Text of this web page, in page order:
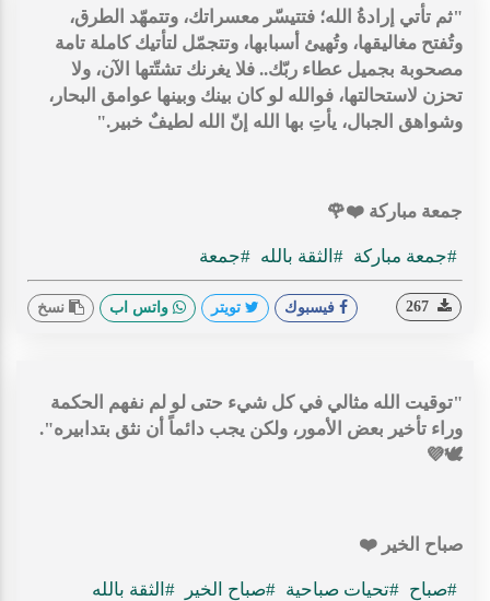
"ثم تأتي إرادةُ الله؛ فتتيسّر معسراتك، وتتمهّد الطرق،
وتُفتح مغاليقها، وتُهيئ أسبابها، وتتجمّل لتأتيك كاملة تامة
مصحوبة بجميل عطاء ربّك.. فلا يغرنك تشتّتها الآن، ولا
تحزن لاستحالتها، فوالله لو كان بينك وبينها عوامق البحار،
وشواهق الجبال، يأتِ بها الله إنّ الله لطيفٌ خبير."
جمعة مباركة ⁦❤️⁩🌹
#جمعة مباركة #الثقة بالله #جمعة
فيسبوك تويتر واتس اب نسخ
"توقيت الله مثالي في كل شيء حتى لو لم نفهم الحكمة
وراء تأخير بعض الأمور، ولكن يجب دائماً أن نثق بتدابيره".
🕊💜
صباح الخير ⁦❤️⁩
#صباح #تحيات صباحية #صباح الخير #الثقة بالله